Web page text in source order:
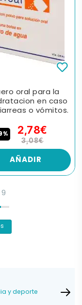
oral para la
en caso
o vómitos.
2,78€
3,08€
AÑADIR
9
y deporte